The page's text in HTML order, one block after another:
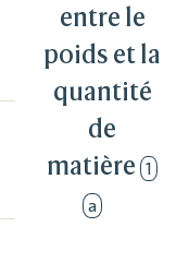
entre le
poids et la
quantité
de
matière 1
a